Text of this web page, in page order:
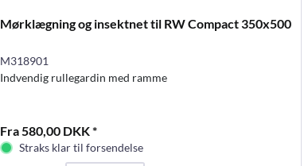
Mørklægning og insektnet til RW Compact 350x500
M318901
Indvendig rullegardin med ramme
Fra 580,00 DKK *
Straks klar til forsendelse